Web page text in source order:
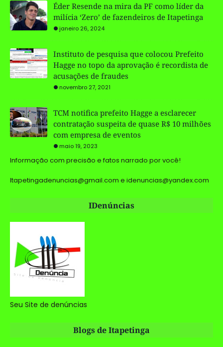
Éder Resende na mira da PF como líder da
milícia ‘Zero’ de fazendeiros de Itapetinga
janeiro 26, 2024
Instituto de pesquisa que colocou Prefeito
Hagge no topo da aprovação é recordista de
acusações de fraudes
novembro 27, 2021
TCM notifica prefeito Hagge a esclarecer
contratação suspeita de quase R$ 10 milhões
com empresa de eventos
maio 19, 2023
Informação com precisão e fatos narrado por você!
Itapetingadenuncias@gmail.com e idenuncias@yandex.com
IDenúncias
Seu Site de denúncias
Blogs de Itapetinga